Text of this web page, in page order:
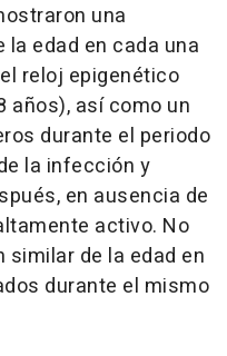
una
edad en cada una
reloj epigenético
años), así como un
durante el periodo
la infección y
en ausencia de
activo. No
de la edad en
durante el mismo